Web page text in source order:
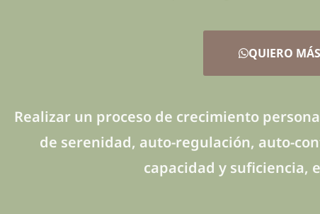
QUIERO
Realizar un proceso de crecimiento
de serenidad, auto-regulación, auto-
capacidad y suficiencia,